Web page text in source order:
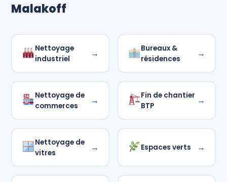
Malakoff
Nettoyage
industriel
→
Bureaux &
résidences
→
Nettoyage de
commerces
→
Fin de chantier
BTP
→
Nettoyage de
vitres
→ Espaces verts →